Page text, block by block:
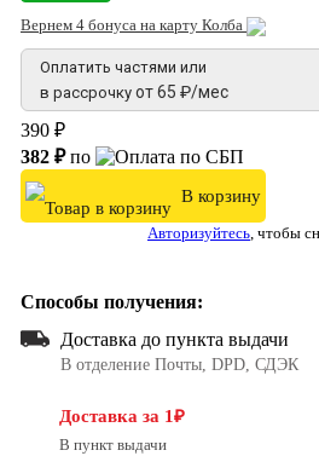
Вернем 4 бонуса на карту Колба
Оплатить частями или
в рассрочку от 65 ₽/мес
390 ₽
382 ₽по
В корзину
Авторизуйтесь, чтобы
Способы получения:
Доставка до пункта выдачи
В отделение Почты, DPD, СДЭК
Доставка за 1₽
В пункт выдачи